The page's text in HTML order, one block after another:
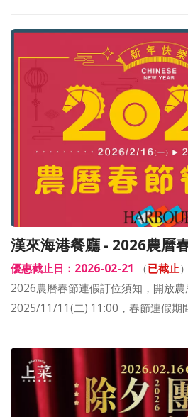
漢來海港餐廳 - 2026農曆
優惠截止日：2026-02-21 （已截止）
2026農曆春節連假訂位須知，開放農
2025/11/11(二) 11:00，春節連假